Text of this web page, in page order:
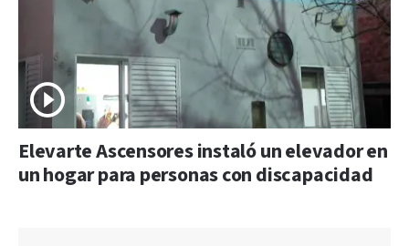
Elevarte Ascensores instaló un elevador en
un hogar para personas con discapacidad